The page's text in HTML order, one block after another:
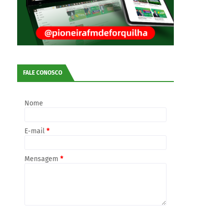
FALE CONOSCO
Nome
E-mail *
Mensagem *